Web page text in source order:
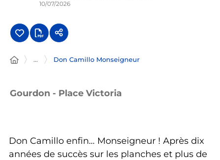
10/07/2026
... Don Camillo Monseigneur
Gourdon - Place Victoria
Don Camillo enfin… Monseigneur ! Après dix
années de succès sur les planches et plus de